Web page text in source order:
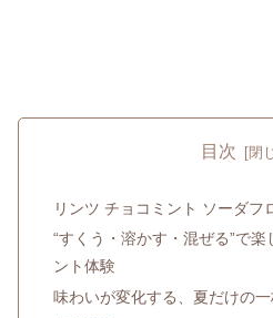
目次
リンツ チョコミント ソーダフ
“すくう・溶かす・混ぜる”で
ント体験
味わいが変化する、夏だけの